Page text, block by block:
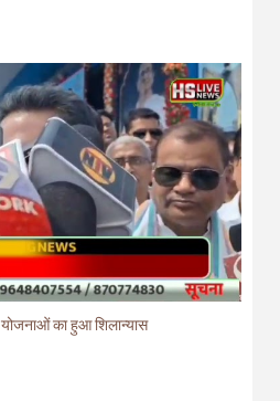
योजनाओं का हुआ शिलान्यास